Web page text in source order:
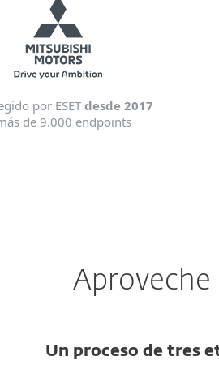
por ESETdesde 2017
de 9.000 endpoints
Aproveche
Un proceso de tres